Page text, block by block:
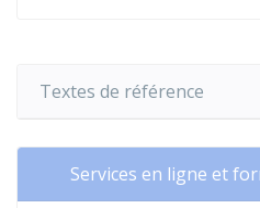
Textes de référence
Services en ligne et